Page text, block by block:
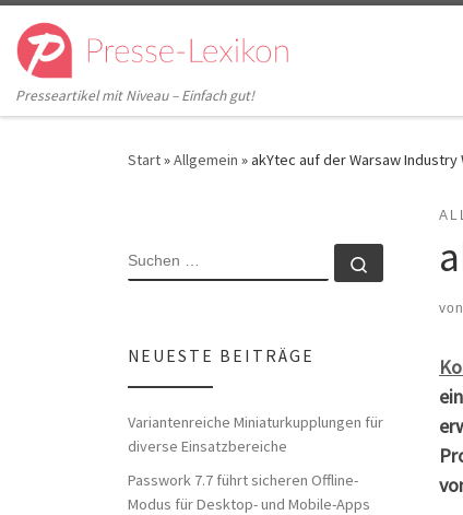
Zum Inhalt springen
Presseartikel mit Niveau – Einfach gut!
Start»Allgemein »akYtec auf der Warsaw Industry
von
SUCHE Suchen …
NEUESTE BEITRÄGE
Variantenreiche Miniaturkupplungen für
diverse Einsatzbereiche
Passwork 7.7 führt sicheren Offline-
Modus für Desktop- und Mobile-Apps